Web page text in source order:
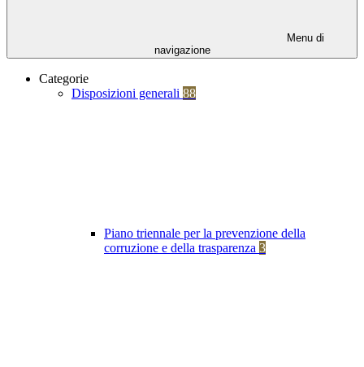
Menu di
navigazione
Categorie
Disposizioni generali 88
Piano triennale per la prevenzione della
corruzione e della trasparenza 3